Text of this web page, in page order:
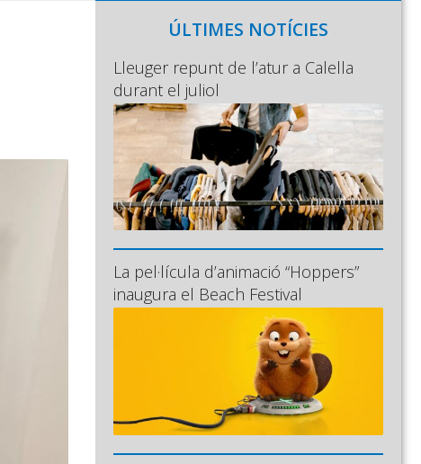
ÚLTIMES NOTÍCIES
Lleuger repunt de l’atur a Calella
durant el juliol
La pel·lícula d’animació “Hoppers”
inaugura el Beach Festival